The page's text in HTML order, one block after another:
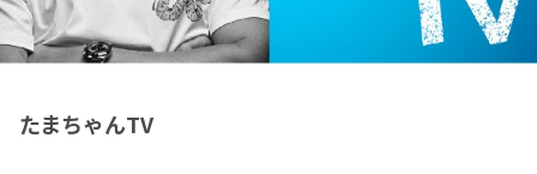
たまちゃんTV